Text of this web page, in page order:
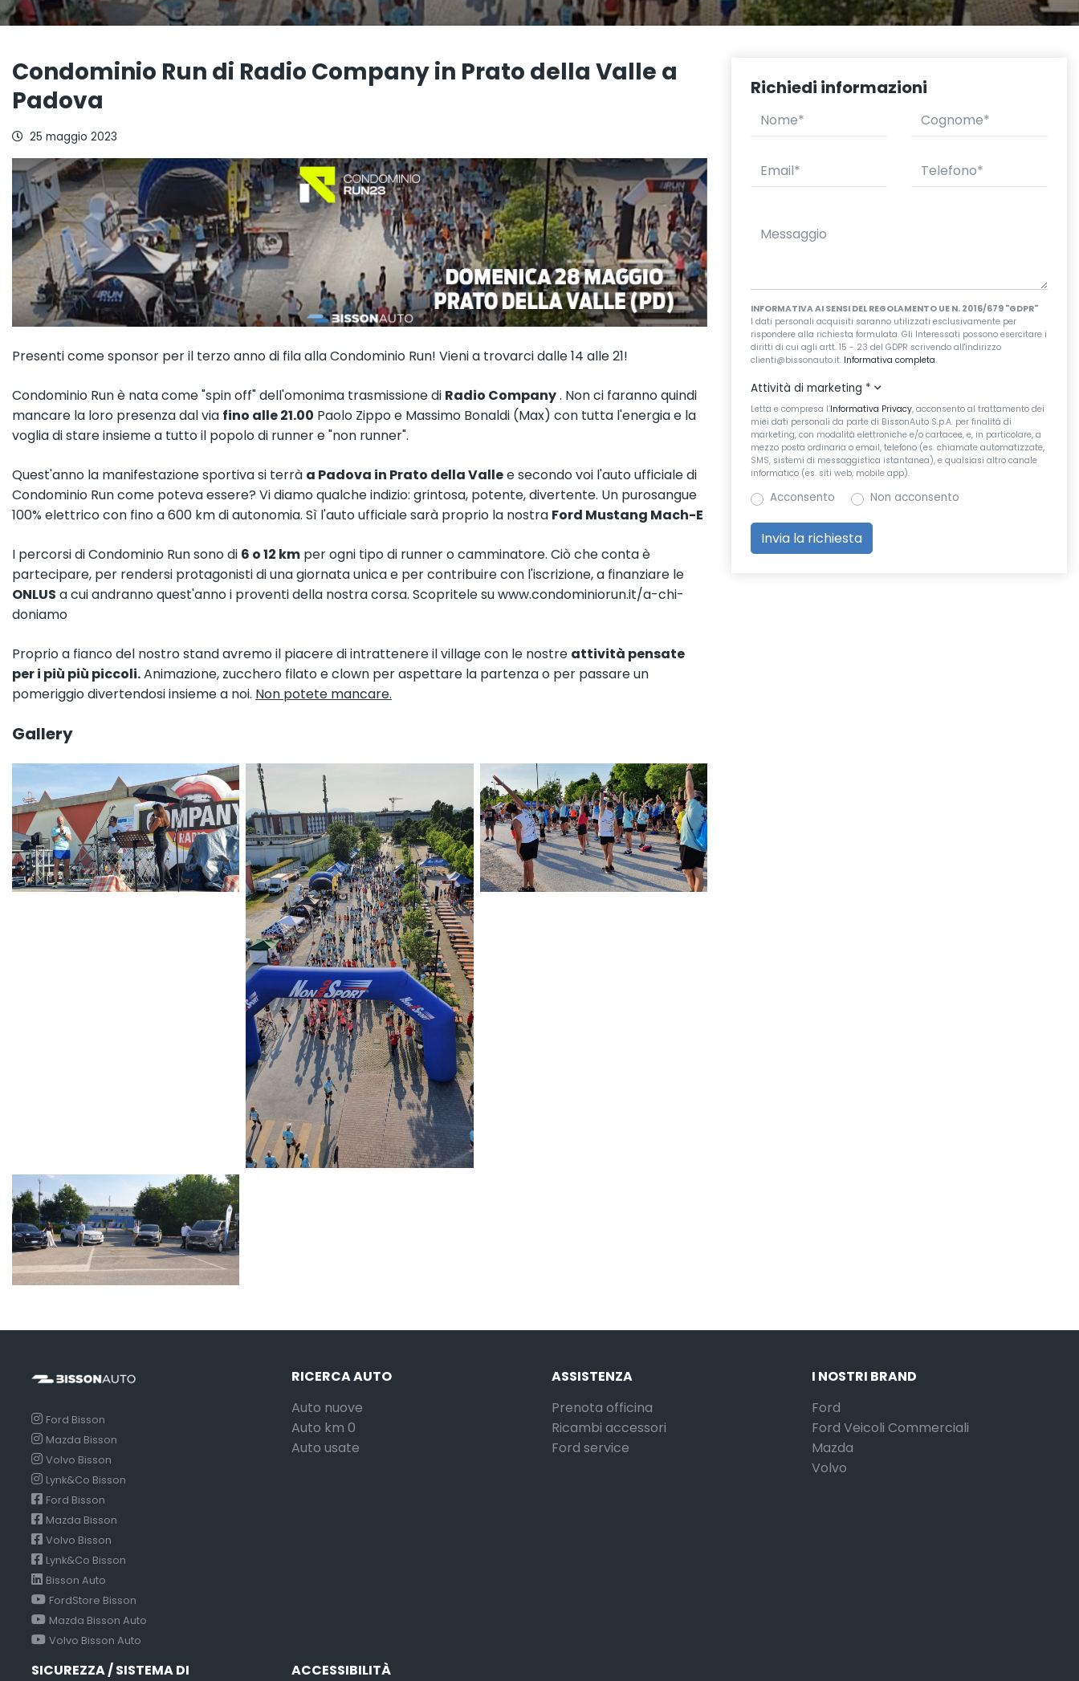
Condominio Run di Radio Company in Prato della Valle a
Padova
25 maggio 2023
Presenti come sponsor per il terzo anno di fila alla Condominio Run! Vieni a trovarci dalle 14 alle 21!
Condominio Run è nata come "spin off" dell'omonima trasmissione di Radio Company. Non ci faranno quindi
mancare la loro presenza dal via fino alle 21.00 Paolo Zippoe Massimo Bonaldi (Max) con tutta l'energia e la
voglia di stare insieme a tutto il popolo di runner e "non runner".
Quest'anno la manifestazione sportiva si terrà a Padova in Prato della Vallee secondo voi l'auto ufficiale di
Condominio Run come poteva essere? Vi diamo qualche indizio: grintosa, potente, divertente. Un purosangue
100% elettrico con fino a 600 km di autonomia. Sì l'auto ufficiale sarà proprio la nostra Ford Mustang Mach-E
I percorsi di Condominio Run sono di 6 o 12 km per ogni tipo di runner o camminatore. Ciò che conta è
partecipare, per rendersi protagonisti di una giornata unica e per contribuire con l'iscrizione, a finanziare le
ONLUS a cui andranno quest'anno i proventi della nostra corsa. Scopritele suwww.condominiorun.it/a-chi-
doniamo
Proprio a fianco del nostro stand avremo il piacere di intrattenere il village con le nostre attività pensate
per i più più piccoli.Animazione, zucchero filato e clown per aspettare la partenza o per passare un
pomeriggio divertendosi insieme a noi. Non potete mancare.
Gallery
Richiedi informazioni
INFORMATIVA AI SENSI DEL REGOLAMENTO UE N. 2016/679 "GDPR"
I dati personali acquisiti saranno utilizzati esclusivamente per
rispondere alla richiesta formulata. Gli Interessati possono esercitare i
diritti di cui agli artt. 15 - 23 del GDPR scrivendo all'indirizzo
clienti@bissonauto.it. Informativa completa.
Attività di marketing *
Letta e compresa l’Informativa Privacy, acconsento al trattamento dei
miei dati personali da parte di BissonAuto S.p.A. per finalità di
marketing, con modalità elettroniche e/o cartacee, e, in particolare, a
mezzo posta ordinaria o email, telefono (es. chiamate automatizzate,
SMS, sistemi di messaggistica istantanea), e qualsiasi altro canale
informatico (es. siti web, mobile app).
Acconsento Non acconsento
Ford Bisson
Mazda Bisson
Volvo Bisson
Lynk&Co Bisson
Ford Bisson
Mazda Bisson
Volvo Bisson
Lynk&Co Bisson
Bisson Auto
FordStore Bisson
Mazda Bisson Auto
Volvo Bisson Auto
RICERCA AUTO
Auto nuove
Auto km 0
Auto usate
ASSISTENZA
Prenota officina
Ricambi accessori
Ford service
I NOSTRI BRAND
Ford
Ford Veicoli Commerciali
Mazda
Volvo
SICUREZZA / SISTEMA DI
ACCESSIBILITÀ